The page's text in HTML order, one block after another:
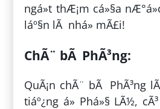
ngá»t thÆ¡m cá»§a
láº§n lÃ nhá» mÃ£i!
ChÃ¨ bÃ PhÃ³ng:
QuÃ¡n chÃ¨ bÃ PhÃ³ng
tiáº¿ng á» Phá»§ LÃ½, cÃ³